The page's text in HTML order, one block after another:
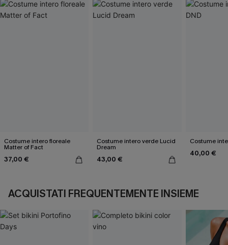
Costume intero floreale
Matter of Fact
37,00 €
Costume intero verde Lucid
Dream
43,00 €
Costume
40,00 €
ACQUISTATI FREQUENTEMENTE INSIEME